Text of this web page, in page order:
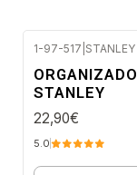
1-97-517 STANLEY
STANLEY
22,90€
5.0